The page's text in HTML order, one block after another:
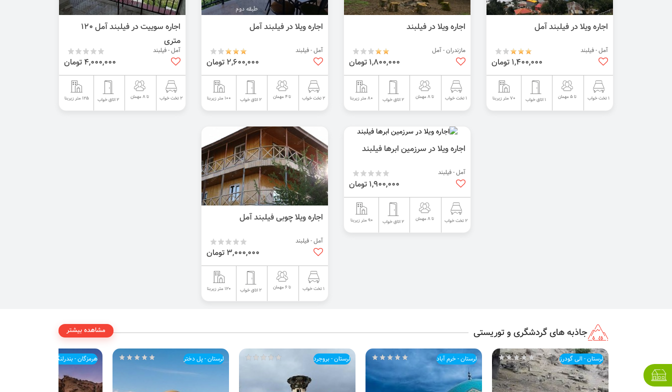
اجاره ویلا در فیلبند آمل
آمل - فیلبند
1,400,000 تومان
1 تخت خواب تا 5 مهمان 1 اتاق خواب 70 متر زیربنا
اجاره ویلا در فیلبند
مازندران - آمل
1,800,000 تومان
1 تخت خواب تا 8 مهمان 2 اتاق خواب 80 متر زیربنا
اجاره ویلا در فیلبند آمل
آمل - فیلبند
2,600,000 تومان
2 تخت خواب تا 4 مهمان 2 اتاق خواب 100 متر زیربنا
اجاره سوییت در فیلبند آمل ۱۲۰
متری
آمل - فیلبند
4,000,000 تومان
2 تخت خواب تا 8 مهمان 2 اتاق خواب 125 متر زیربنا
اجاره ویلا در سرزمین ابرها فیلبند
آمل - فیلبند
1,900,000 تومان
2 تخت خواب تا 8 مهمان 2 اتاق خواب 90 متر زیربنا اجاره ویلا چوبی فیلبند آمل
آمل - فیلبند
3,000,000 تومان
1 تخت خواب تا 6 مهمان 2 اتاق خواب 120 متر زیربنا
جاذبه های گردشگری و توریستی مشاهده بیشتر
لرستان - الی گودرز لرستان - خرم آباد لرستان - بروجرد لرستان - پل دختر هرمزگان - بندرلنگه